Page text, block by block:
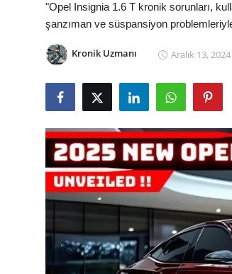
Vergi & ÖTV & MTV
Muayene & Ruhsat
Sorgulamalar
İkinci El & Alım-Satım
Bakım & Arıza Çözümleri
Elektrikli & Hibrit
Sürüş & Güvenlik
Lastik & Jant
"Opel Insignia 1.6 T kronik sorunları,
şanzıman ve süspansiyon
Kronik Uzmanı Aralık 13,